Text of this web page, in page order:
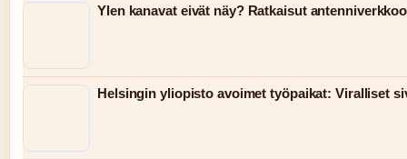
Ylen kanavat eivät näy? Ratkaisut
Helsingin yliopisto avoimet työpaikat: Viralliset